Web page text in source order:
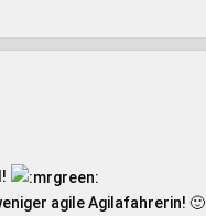
agile Agilafahrerin! 🙂